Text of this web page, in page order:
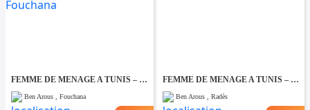
FEMME DE MENAGE A TUNIS – PAR JOUR A Fouchana
Ben Arous , Fouchana
FEMME DE MENAGE A TUNIS – PAR JOUR A Rades
Ben Arous , Radès